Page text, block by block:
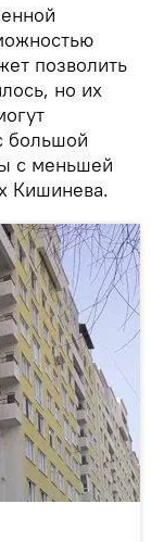
позволить
но их
большой
с меньшей
Кишинева.